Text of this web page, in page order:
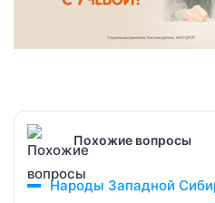
Похожие вопросы
Народы Западной